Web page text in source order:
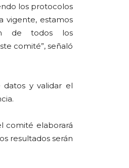
los protocolos
vigente, estamos
de todos los
comité”, señaló
y validar el
comité elaborará
resultados serán